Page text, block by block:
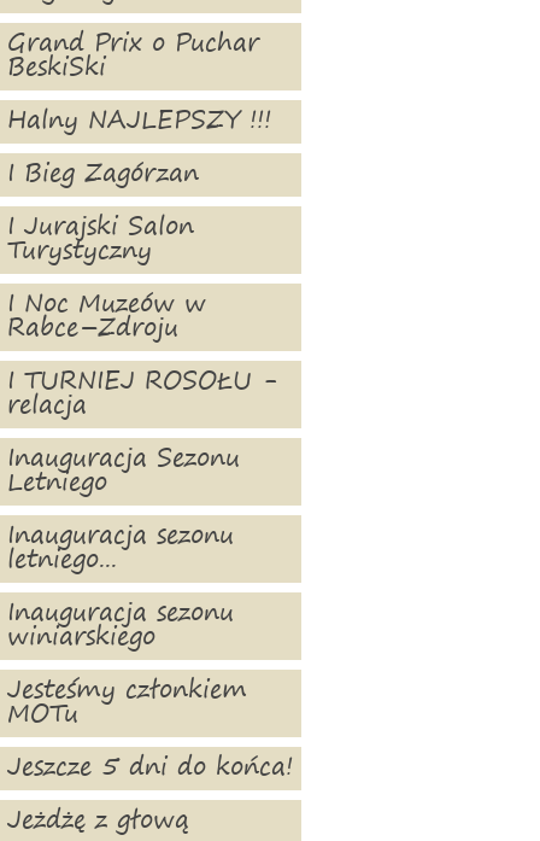
Grand Prix o Puchar
BeskiSki
Halny NAJLEPSZY !!!
I Bieg Zagórzan
I Jurajski Salon
Turystyczny
I Noc Muzeów w
Rabce–Zdroju
I TURNIEJ ROSOŁU -
relacja
Inauguracja Sezonu
Letniego
Inauguracja sezonu
letniego...
Inauguracja sezonu
winiarskiego
Jesteśmy członkiem
MOTu
Jeszcze 5 dni do końca!
Jeżdżę z głową